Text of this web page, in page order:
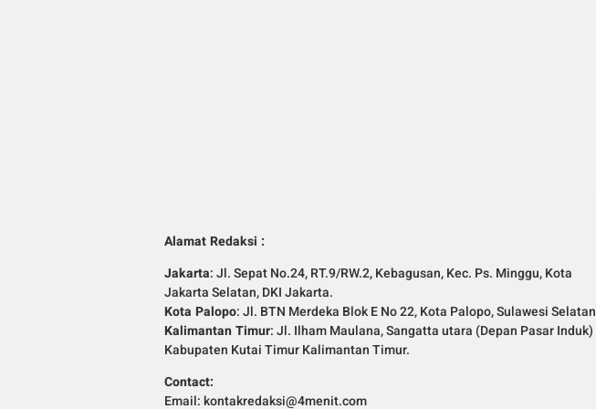
Alamat Redaksi :
Jakarta: Jl. Sepat No.24, RT.9/RW.2, Kebagusan, Kec. Ps. Minggu, Kota
Jakarta Selatan, DKI Jakarta.
Kota Palopo: Jl. BTN Merdeka Blok E No 22, Kota Palopo, Sulawesi Selatan
Kalimantan Timur: Jl. Ilham Maulana, Sangatta utara (Depan Pasar Induk)
Kabupaten Kutai Timur Kalimantan Timur.
Contact:
Email: kontakredaksi@4menit.com